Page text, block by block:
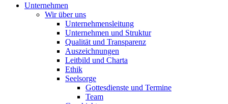
Unternehmen
Wir über uns
Unternehmensleitung
Unternehmen und Struktur
Qualität und Transparenz
Auszeichnungen
Leitbild und Charta
Ethik
Seelsorge
Gottesdienste und Termine
Team